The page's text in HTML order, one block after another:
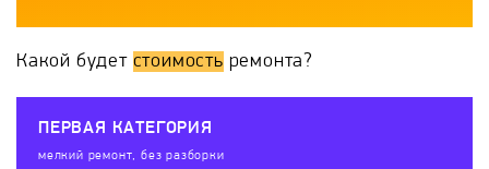
Какой будет стоимость ремонта?
ПЕРВАЯ КАТЕГОРИЯ
мелкий ремонт, без разборки